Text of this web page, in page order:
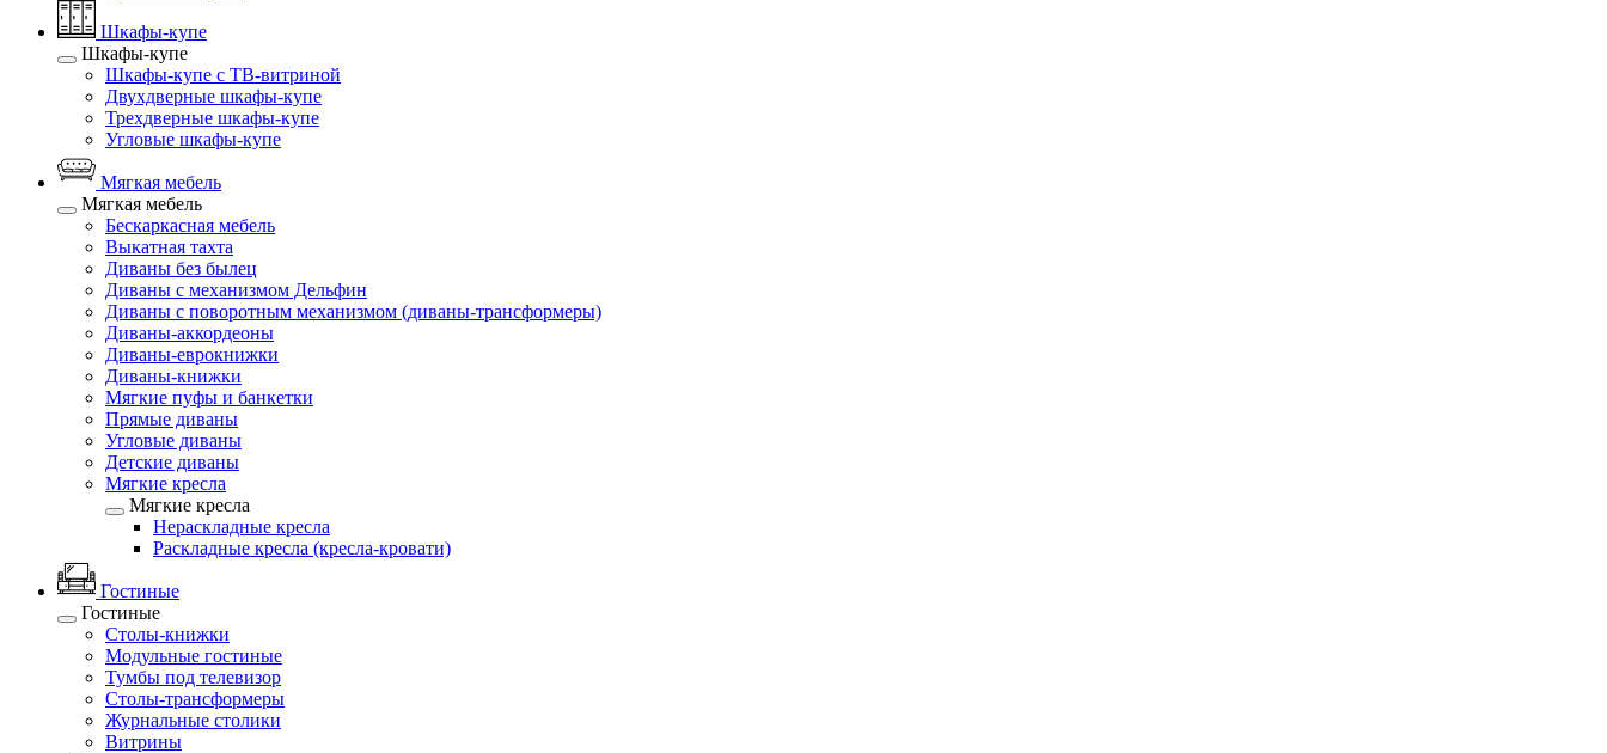
Шкафы-купе
Шкафы-купе
Шкафы-купе с ТВ-витриной
Двухдверные шкафы-купе
Трехдверные шкафы-купе
Угловые шкафы-купе
Мягкая мебель
Мягкая мебель
Бескаркасная мебель
Выкатная тахта
Диваны без былец
Диваны с механизмом Дельфин
Диваны с поворотным механизмом (диваны-трансформеры)
Диваны-аккордеоны
Диваны-еврокнижки
Диваны-книжки
Мягкие пуфы и банкетки
Прямые диваны
Угловые диваны
Детские диваны
Мягкие кресла
Мягкие кресла
Нераскладные кресла
Раскладные кресла (кресла-кровати)
Гостиные
Гостиные
Столы-книжки
Модульные гостиные
Тумбы под телевизор
Столы-трансформеры
Журнальные столики
Витрины